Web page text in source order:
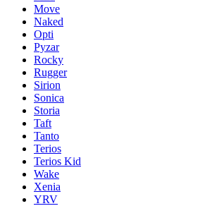
Move
Naked
Opti
Pyzar
Rocky
Rugger
Sirion
Sonica
Storia
Taft
Tanto
Terios
Terios Kid
Wake
Xenia
YRV